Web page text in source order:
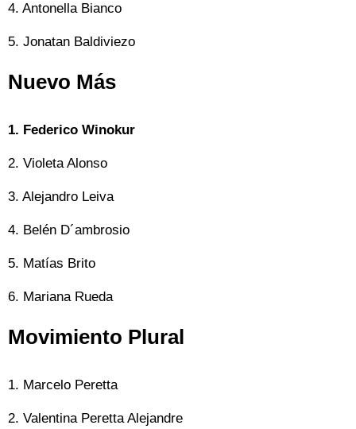
4. Antonella Bianco
5. Jonatan Baldiviezo
Nuevo Más
1. Federico Winokur
2. Violeta Alonso
3. Alejandro Leiva
4. Belén D´ambrosio
5. Matías Brito
6. Mariana Rueda
Movimiento Plural
1. Marcelo Peretta
2. Valentina Peretta Alejandre